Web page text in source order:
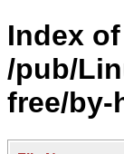
Index of
/pub/
free/by-